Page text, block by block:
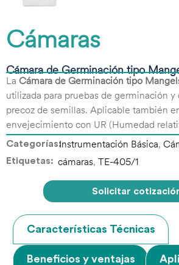
Cámaras
Cámara de Germinación tipo
La Cámara de Germinación tipo
utilizada para pruebas de germinación
precoz de semillas. Aplicable también
envejecimiento con UR (Humedad
Categorías:Instrumentación Básica,
Etiquetas: cámaras, TE-405/1
Solicitar
Características Técnicas
Beneficios y ventajas